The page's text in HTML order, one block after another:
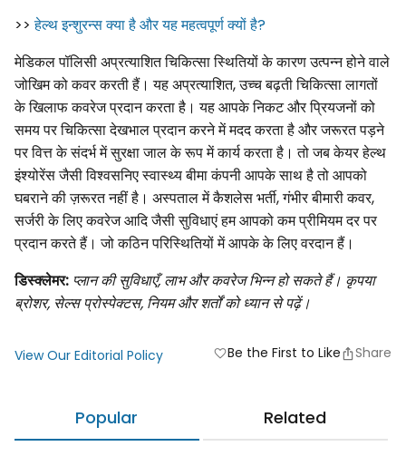
>>हेल्थ इन्शुरन्स क्या है और यह महत्वपूर्ण क्यों है?
मेडिकल पॉलिसी अप्रत्याशित चिकित्सा स्थितियों के कारण उत्पन्न होने वाले
जोखिम को कवर करती हैं। यह अप्रत्याशित, उच्च बढ़ती चिकित्सा लागतों
के खिलाफ कवरेज प्रदान करता है। यह आपके निकट और प्रियजनों को
समय पर चिकित्सा देखभाल प्रदान करने में मदद करता है और जरूरत पड़ने
पर वित्त के संदर्भ में सुरक्षा जाल के रूप में कार्य करता है। तो जब केयर हेल्थ
इंश्योरेंस जैसी विश्वसनिए स्वास्थ्य बीमा कंपनी आपके साथ है तो आपको
घबराने की ज़रूरत नहीं है। अस्पताल में कैशलेस भर्ती, गंभीर बीमारी कवर,
सर्जरी के लिए कवरेज आदि जैसी सुविधाएं हम आपको कम प्रीमियम दर पर
प्रदान करते हैं। जो कठिन परिस्थितियों में आपके के लिए वरदान हैं।
डिस्क्लेमर: प्लान की सुविधाएँ, लाभ और कवरेज भिन्न हो सकते हैं। कृपया
ब्रोशर, सेल्स प्रोस्पेक्टस, नियम और शर्तों को ध्यान से पढ़ें।
View Our Editorial Policy favoriteBe the First to Like Share
Popular Related